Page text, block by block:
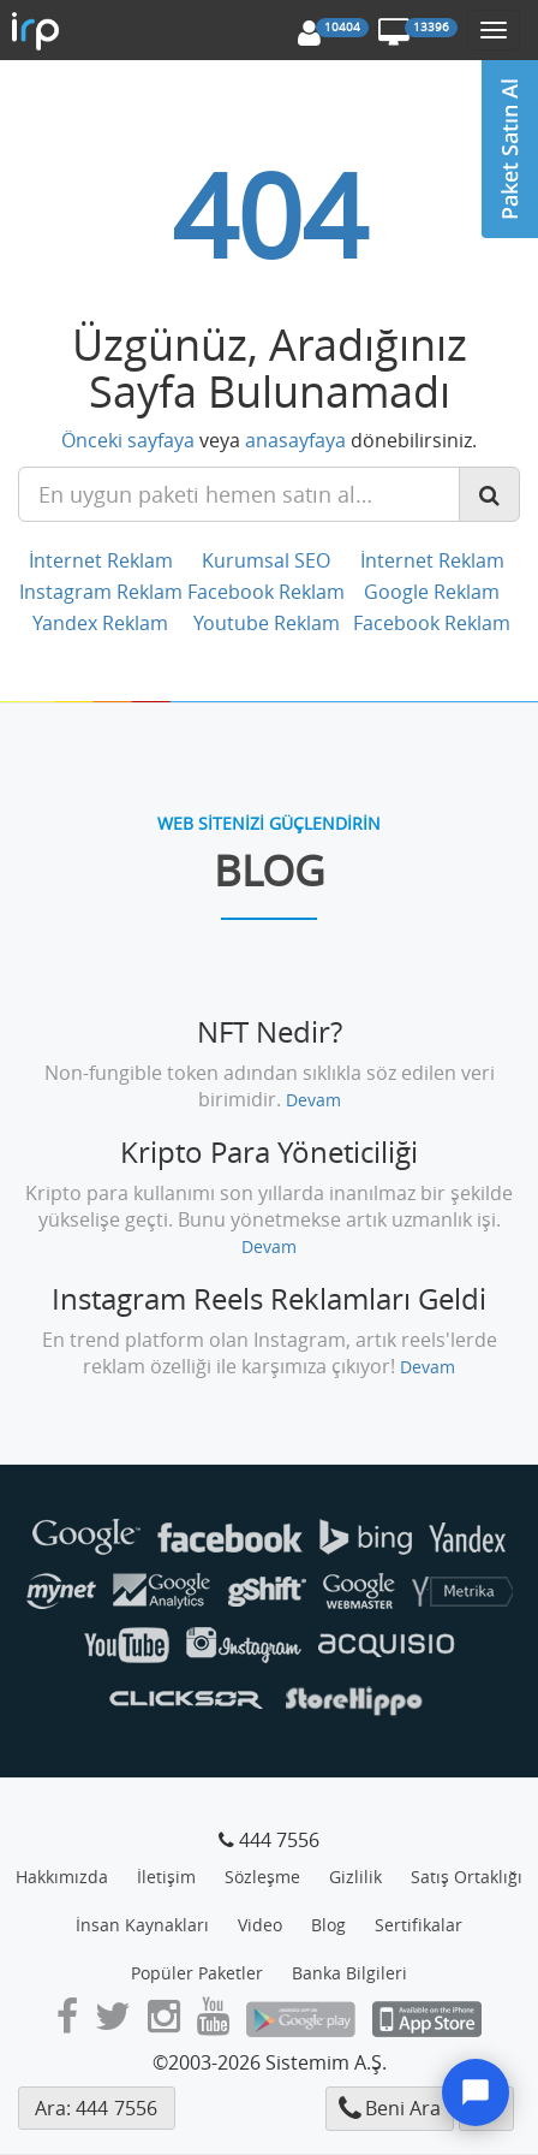
10404 13396
404
Üzgünüz, Aradığınız
Sayfa Bulunamadı
Önceki sayfaya veya anasayfaya dönebilirsiniz.
İnternet Reklam Kurumsal SEO
İnternet Reklam
Instagram Reklam Facebook Reklam
Google Reklam
Yandex Reklam
Youtube Reklam Facebook Reklam
WEB SİTENİZİ GÜÇLENDİRİN
BLOG
NFT Nedir?
Non-fungible token adından sıklıkla söz edilen veri
birimidir. Devam
Kripto Para Yöneticiliği
Kripto para kullanımı son yıllarda inanılmaz bir şekilde
yükselişe geçti. Bunu yönetmekse artık uzmanlık işi.
Devam
Instagram Reels Reklamları Geldi
En trend platform olan Instagram, artık reels'lerde
reklam özelliği ile karşımıza çıkıyor! Devam
444 7556
Hakkımızda İletişim Sözleşme Gizlilik Satış Ortaklığı
İnsan Kaynakları Video Blog Sertifikalar
Popüler Paketler Banka Bilgileri
©2003-2026 Sistemim A.Ş.
Ara: 444 7556 Beni Ara
Genellikle anında yanıt verir